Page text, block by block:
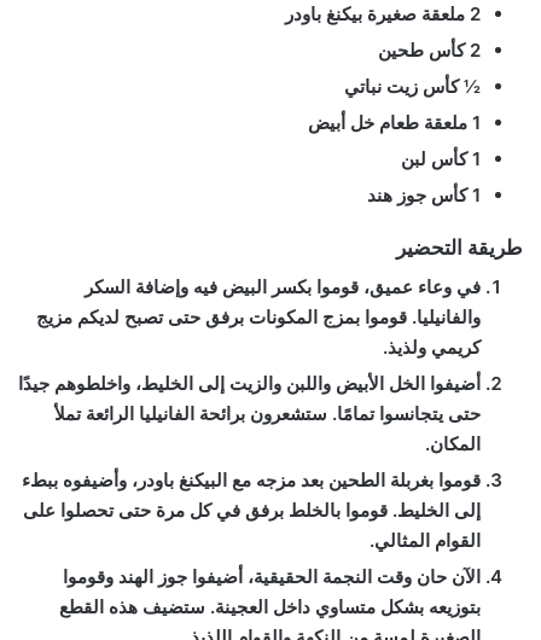
2 ملعقة صغيرة بيكنغ باودر
2 كأس طحين
½ كأس زيت نباتي
1 ملعقة طعام خل أبيض
1 كأس لبن
1 كأس جوز هند
طريقة التحضير
في وعاء عميق، قوموا بكسر البيض فيه وإضافة السكر
والفانيليا. قوموا بمزج المكونات برفق حتى تصبح لديكم مزيج
كريمي ولذيذ.
أضيفوا الخل الأبيض واللبن والزيت إلى الخليط، واخلطوهم جيدًا
حتى يتجانسوا تمامًا. ستشعرون برائحة الفانيليا الرائعة تملأ
المكان.
قوموا بغربلة الطحين بعد مزجه مع البيكنغ باودر، وأضيفوه ببطء
إلى الخليط. قوموا بالخلط برفق في كل مرة حتى تحصلوا على
القوام المثالي.
الآن حان وقت النجمة الحقيقية، أضيفوا جوز الهند وقوموا
بتوزيعه بشكل متساوي داخل العجينة. ستضيف هذه القطع